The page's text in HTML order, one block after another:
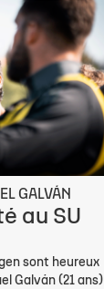
GALVÁN
au SU
sont heureux
Galván (21 ans)